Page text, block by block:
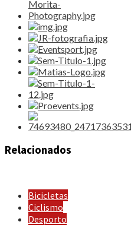
Relacionados
Bicicletas
Ciclismo
Desporto